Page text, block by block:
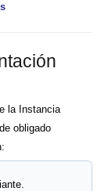
la Instancia
obligado